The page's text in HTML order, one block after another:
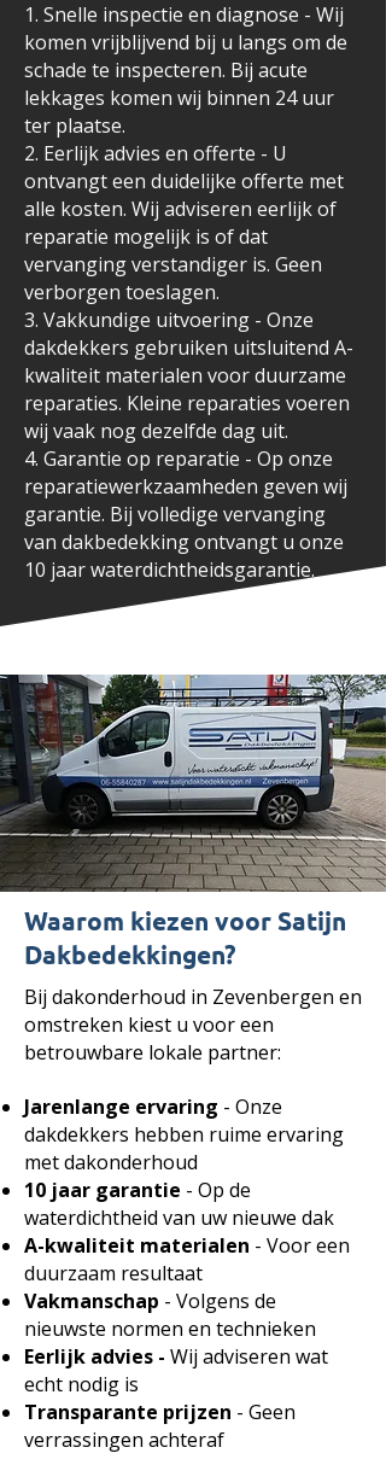
1. Snelle inspectie en diagnose - Wij
komen vrijblijvend bij u langs om de
schade te inspecteren. Bij acute
lekkages komen wij binnen 24 uur
ter plaatse.
2. Eerlijk advies en offerte - U
ontvangt een duidelijke offerte met
alle kosten. Wij adviseren eerlijk of
reparatie mogelijk is of dat
vervanging verstandiger is. Geen
verborgen toeslagen.
3. Vakkundige uitvoering - Onze
dakdekkers gebruiken uitsluitend A-
kwaliteit materialen voor duurzame
reparaties. Kleine reparaties voeren
wij vaak nog dezelfde dag uit.
4. Garantie op reparatie - Op onze
reparatiewerkzaamheden geven wij
garantie. Bij volledige vervanging
van dakbedekking ontvangt u onze
10 jaar waterdichtheidsgarantie.
Waarom kiezen voor Satijn
Dakbedekkingen?
Bij dakonderhoud in Zevenbergen en
omstreken kiest u voor een
betrouwbare lokale partner:
Jarenlange ervaring - Onze
dakdekkers hebben ruime ervaring
met dakonderhoud
10 jaar garantie - Op de
waterdichtheid van uw nieuwe dak
A-kwaliteit materialen - Voor een
duurzaam resultaat
Vakmanschap - Volgens de
nieuwste normen en technieken
Eerlijk advies - Wij adviseren wat
echt nodig is
Transparante prijzen - Geen
verrassingen achteraf